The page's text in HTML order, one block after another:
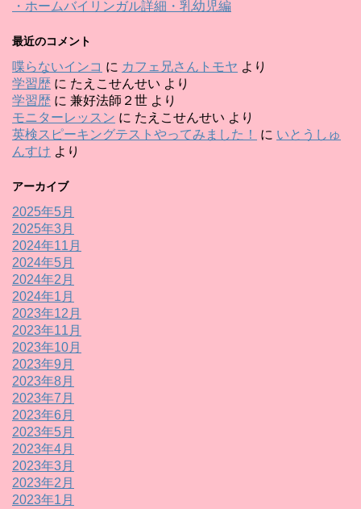
・ホームバイリンガル詳細・乳幼児編
最近のコメント
喋らないインコ に カフェ兄さんトモヤ より
学習歴 に たえこせんせい より
学習歴 に 兼好法師２世 より
モニターレッスン に たえこせんせい より
英検スピーキングテストやってみました！
に いとうしゅ
んすけ より
アーカイブ
2025年5月
2025年3月
2024年11月
2024年5月
2024年2月
2024年1月
2023年12月
2023年11月
2023年10月
2023年9月
2023年8月
2023年7月
2023年6月
2023年5月
2023年4月
2023年3月
2023年2月
2023年1月